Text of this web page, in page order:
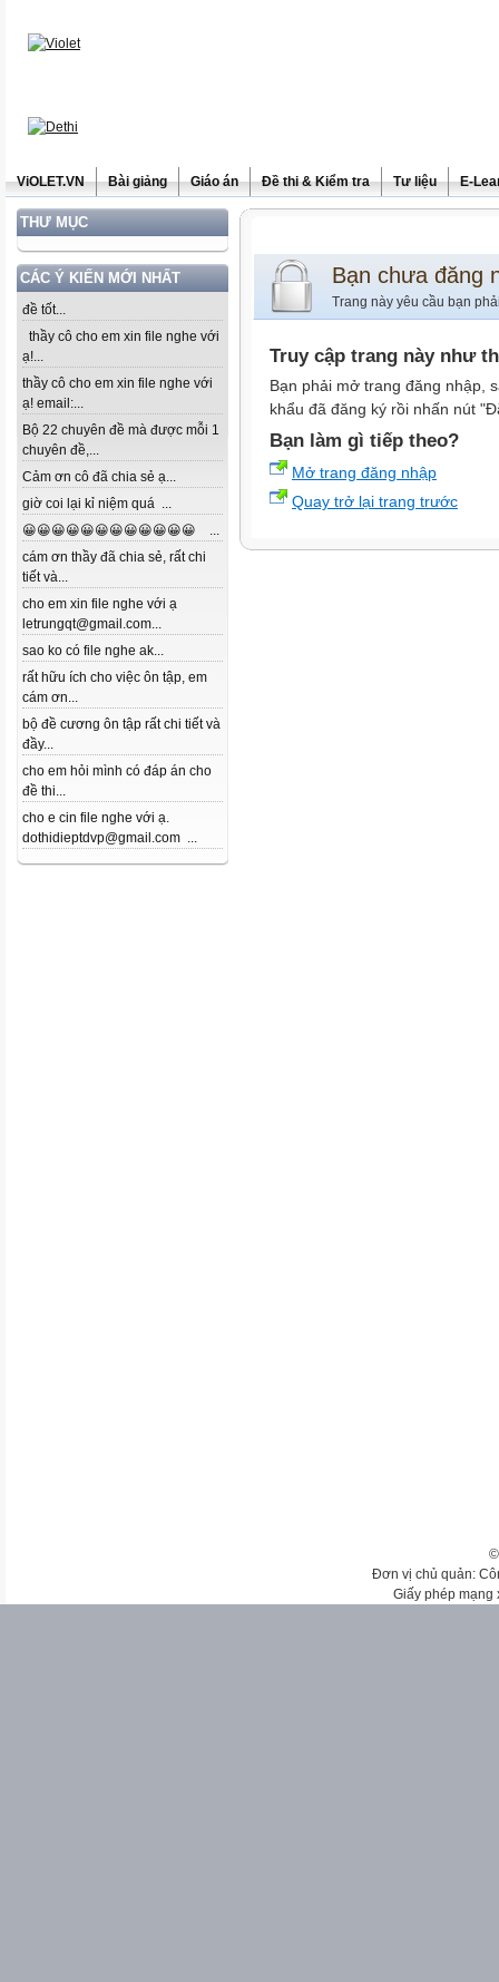
ViOLET.VN Bài giảng Giáo án Đề thi & Kiểm tra Tư liệu E-
THƯ MỤC
CÁC Ý KIẾN MỚI NHẤT
đề tốt...
thầy cô cho em xin file nghe với
ạ!...
thầy cô cho em xin file nghe với
ạ! email:...
Bộ 22 chuyên đề mà được mỗi 1
chuyên đề,...
Cảm ơn cô đã chia sẻ ạ...
giờ coi lại kỉ niệm quá ...
😀😀😀😀😀😀😀😀😀😀😀😀 ...
cám ơn thầy đã chia sẻ, rất chi
tiết và...
cho em xin file nghe với ạ
letrungqt@gmail.com...
sao ko có file nghe ak...
rất hữu ích cho việc ôn tập, em
cám ơn...
bộ đề cương ôn tập rất chi tiết và
đầy...
cho em hỏi mình có đáp án cho
đề thi...
cho e cin file nghe với ạ.
dothidieptdvp@gmail.com ...
Bạn chưa đăng
Trang này yêu cầu bạn
Truy cập trang này như
Bạn phải mở trang đăng nhập,
khẩu đã đăng ký rồi nhấn nút
Bạn làm gì tiếp theo?
Mở trang đăng nhập
Quay trở lại trang trước
Đơn vị chủ quản:
Giấy phép mạng